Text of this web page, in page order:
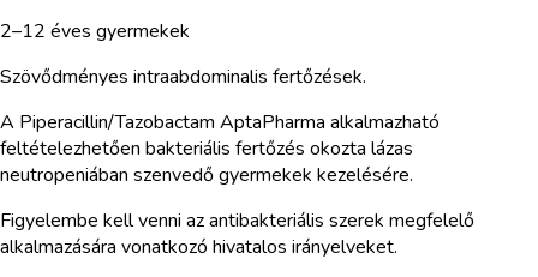
2–12 éves gyermekek
Szövődményes intraabdominalis fertőzések.
A Piperacillin/Tazobactam AptaPharma alkalmazható
feltételezhetően bakteriális fertőzés okozta lázas
neutropeniában szenvedő gyermekek kezelésére.
Figyelembe kell venni az antibakteriális szerek megfelelő
alkalmazására vonatkozó hivatalos irányelveket.